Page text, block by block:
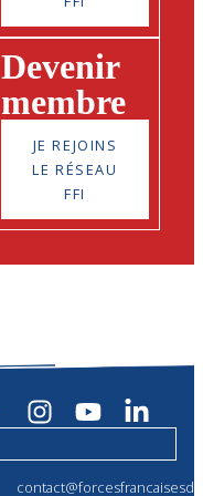
Devenir
membre
JE REJOINS
LE RÉSEAU
FFI